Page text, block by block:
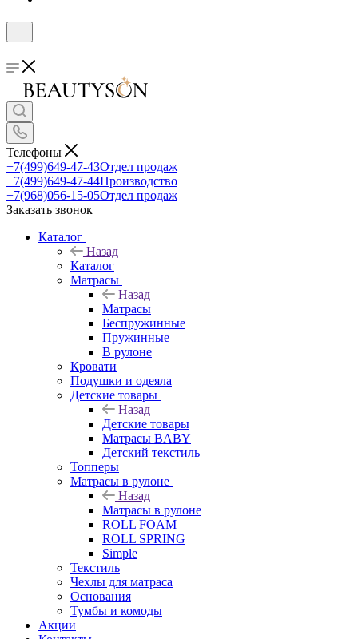
Телефоны
+7(499)649-47-43Отдел продаж
+7(499)649-47-44Производство
+7(968)056-15-05Отдел продаж
Заказать звонок
Каталог
Назад
Каталог
Матрасы
Назад
Матрасы
Беспружинные
Пружинные
В рулоне
Кровати
Подушки и одеяла
Детские товары
Назад
Детские товары
Матрасы BABY
Детский текстиль
Топперы
Матрасы в рулоне
Назад
Матрасы в рулоне
ROLL FOAM
ROLL SPRING
Simple
Текстиль
Чехлы для матраса
Основания
Тумбы и комоды
Акции